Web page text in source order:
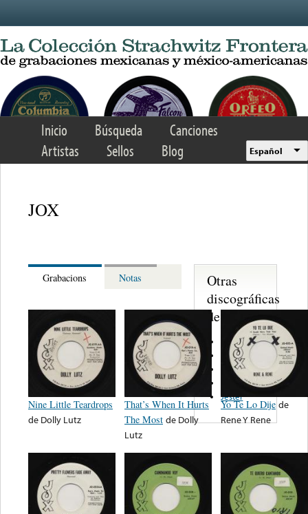
Inicio Búsqueda
Canciones
Artistas
Sellos Blog Español
JOX
Grabacions Notas
Nine Little Teardrops
de Dolly Lutz
That’s When It Hurts
The Most de Dolly
Lutz
Yo Te Lo Dije de
Rene Y Rene
Otras
discográficas
de nota ...
Standard
Certron
Cobra
Clown
Jester